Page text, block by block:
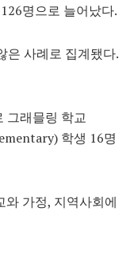
명으로 늘어났다.
은 사례로 집계됐다.
그래믈링 학교
학생 16명
와 가정, 지역사회에